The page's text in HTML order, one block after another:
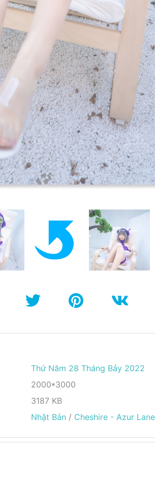
Thứ Năm 28 Tháng Bảy 2022
2000*3000
3187 KB
Nhật Bản / Cheshire - Azur